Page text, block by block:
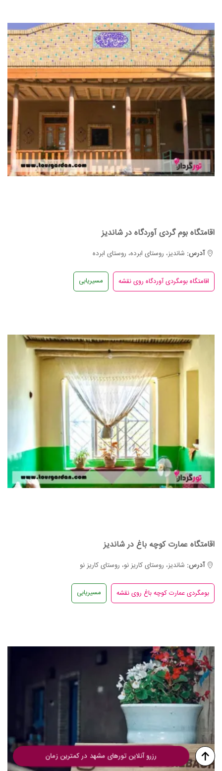
اقامتگاه بوم گردی آوردگاه در شاندیز
آدرس: شاندیز، روستای ابرده، روستای ابرده
مسیریابی
اقامتگاه عمارت کوچه باغ در شاندیز
آدرس: شاندیز، روستای کاریز نو، روستای کاریز نو
مسیریابی
رزرو آنلاین تورهای مشهد در کمترین زمان